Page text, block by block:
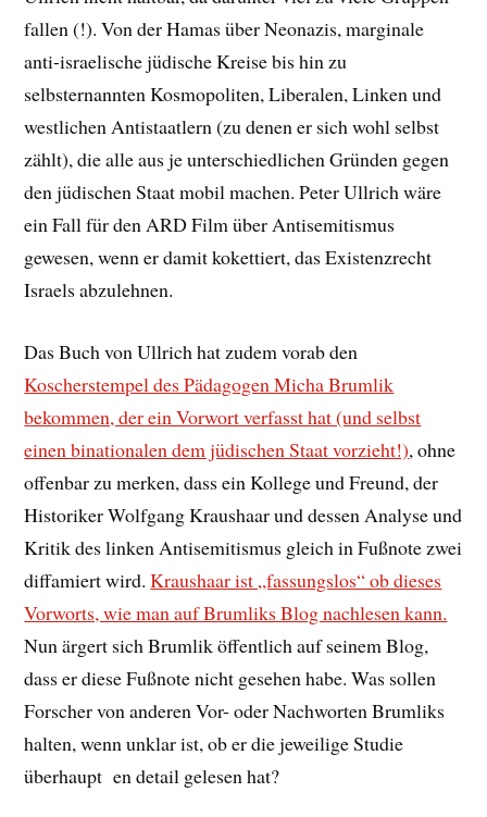
fallen (!). Von der Hamas über Neonazis, marginale
anti-israelische jüdische Kreise bis hin zu
selbsternannten Kosmopoliten, Liberalen, Linken und
westlichen Antistaatlern (zu denen er sich wohl selbst
zählt), die alle aus je unterschiedlichen Gründen gegen
den jüdischen Staat mobil machen. Peter Ullrich wäre
ein Fall für den ARD Film über Antisemitismus
gewesen, wenn er damit kokettiert, das Existenzrecht
Israels abzulehnen.
Das Buch von Ullrich hat zudem vorab den
Koscherstempel des Pädagogen Micha Brumlik
bekommen, der ein Vorwort verfasst hat (und selbst
einen binationalen dem jüdischen Staat vorzieht!), ohne
offenbar zu merken, dass ein Kollege und Freund, der
Historiker Wolfgang Kraushaar und dessen Analyse und
Kritik des linken Antisemitismus gleich in Fußnote zwei
diffamiert wird.Kraushaar ist „fassungslos“ ob dieses
Vorworts, wie man auf Brumliks Blog nachlesen kann.
Nun ärgert sich Brumlik öffentlich auf seinem Blog,
dass er diese Fußnote nicht gesehen habe. Was sollen
Forscher von anderen Vor- oder Nachworten Brumliks
halten, wenn unklar ist, ob er die jeweilige Studie
überhaupt en detail gelesen hat?